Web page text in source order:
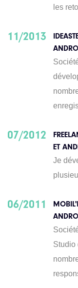
les
11/2013
07/2012
ET
Je
06/2011
Studio